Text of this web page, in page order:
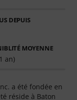
DEPUIS
MOYENNE
an)
a été fondée en
réside à Baton